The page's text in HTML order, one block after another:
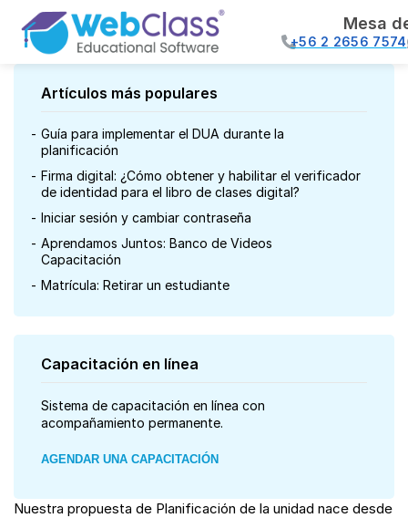
Mesa
+56 2 2656 7574
Artículos más populares
Guía para implementar el DUA durante la
planificación
Firma digital: ¿Cómo obtener y habilitar el verificador
de identidad para el libro de clases digital?
Iniciar sesión y cambiar contraseña
Aprendamos Juntos: Banco de Videos
Capacitación
Matrícula: Retirar un estudiante
Capacitación en línea
Sistema de capacitación en línea con
acompañamiento permanente.
AGENDAR UNA CAPACITACIÓN
Nuestra propuesta de Planificación de la unidad nace desde